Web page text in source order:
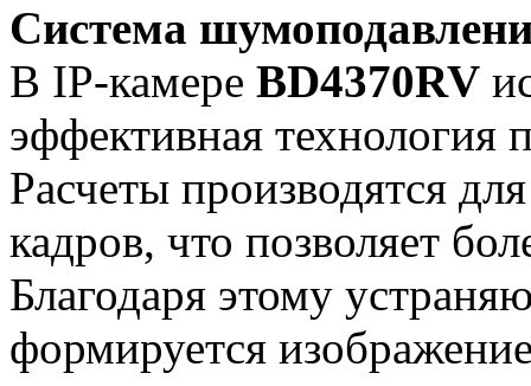
Система
В IP-камере BD4370RV
эффективная
Расчеты производятся
кадров, что позволяет
Благодаря этому
формируется